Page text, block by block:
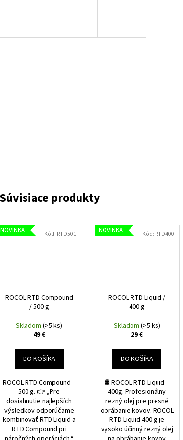
NOVINKA
ROCOL RTD Compound
/ 500 g
Skladom(>5 ks)
49 €
DO KOŠÍKA
ROCOL RTD Compound –
500 g. 👉 „Pre
dosiahnutie najlepších
výsledkov odporúčame
kombinovať RTD Liquid a
RTD Compound pri
Kód: RTD501 NOVINKA
ROCOL RTD Liquid /
400 g
Skladom (>5 ks)
29 €
DO KOŠÍKA
🛢️ ROCOL RTD Liquid –
400g. Profesionálny
rezný olej pre presné
obrábanie kovov. ROCOL
RTD Liquid 400 g je
vysoko účinný rezný olej
Kód: RTD400